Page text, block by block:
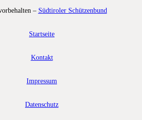
– Südtiroler Schützenbund
Startseite
Kontakt
Impressum
Datenschutz